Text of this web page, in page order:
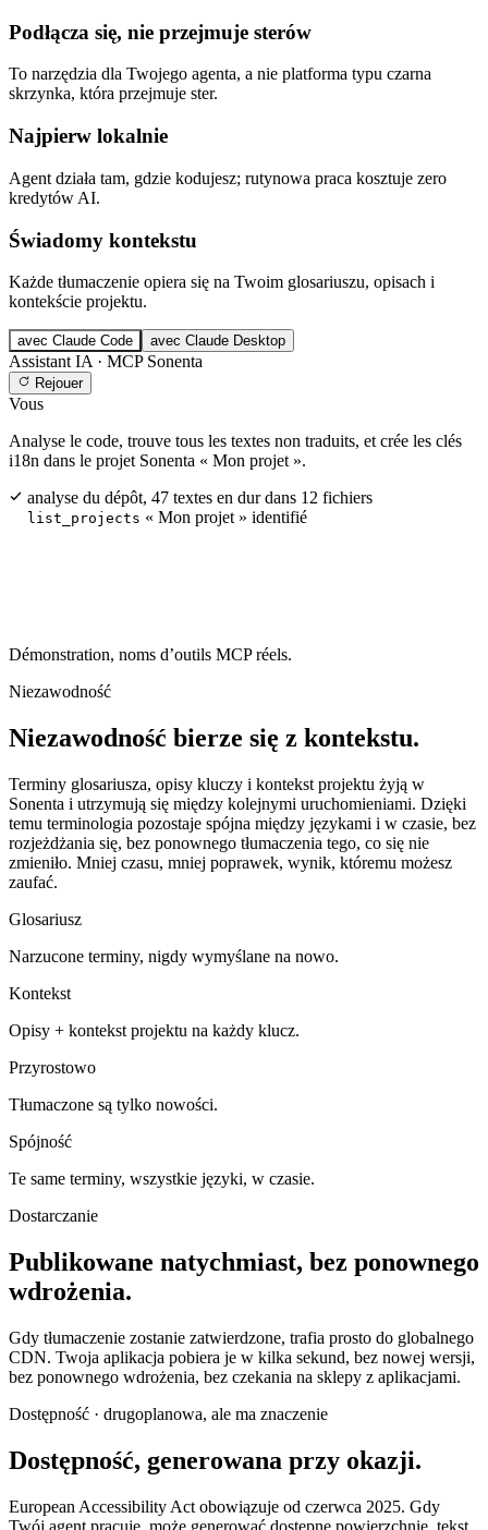
Podłącza się, nie przejmuje sterów
To narzędzia dla Twojego agenta, a nie platforma typu czarna
skrzynka, która przejmuje ster.
Najpierw lokalnie
Agent działa tam, gdzie kodujesz; rutynowa praca kosztuje zero
kredytów AI.
Świadomy kontekstu
Każde tłumaczenie opiera się na Twoim glosariuszu, opisach i
kontekście projektu.
avec Claude Code avec Claude Desktop
Assistant IA · MCP Sonenta
Rejouer
Vous
Analyse le code, trouve tous les textes non traduits, et crée les clés
i18n dans le projet Sonenta « Mon projet ».
analyse du dépôt, 47 textes en dur dans 12 fichiers
list_projects « Mon projet » identifié
Démonstration, noms d’outils MCP réels.
Niezawodność
Niezawodność bierze się z kontekstu.
Terminy glosariusza, opisy kluczy i kontekst projektu żyją w
Sonenta i utrzymują się między kolejnymi uruchomieniami. Dzięki
temu terminologia pozostaje spójna między językami i w czasie, bez
rozjeżdżania się, bez ponownego tłumaczenia tego, co się nie
zmieniło. Mniej czasu, mniej poprawek, wynik, któremu możesz
zaufać.
Glosariusz
Narzucone terminy, nigdy wymyślane na nowo.
Kontekst
Opisy + kontekst projektu na każdy klucz.
Przyrostowo
Tłumaczone są tylko nowości.
Spójność
Te same terminy, wszystkie języki, w czasie.
Dostarczanie
Publikowane natychmiast, bez ponownego
wdrożenia.
Gdy tłumaczenie zostanie zatwierdzone, trafia prosto do globalnego
CDN. Twoja aplikacja pobiera je w kilka sekund, bez nowej wersji,
bez ponownego wdrożenia, bez czekania na sklepy z aplikacjami.
Dostępność · drugoplanowa, ale ma znaczenie
Dostępność, generowana przy okazji.
European Accessibility Act obowiązuje od czerwca 2025. Gdy
Twój agent pracuje, może generować dostępne powierzchnie, tekst